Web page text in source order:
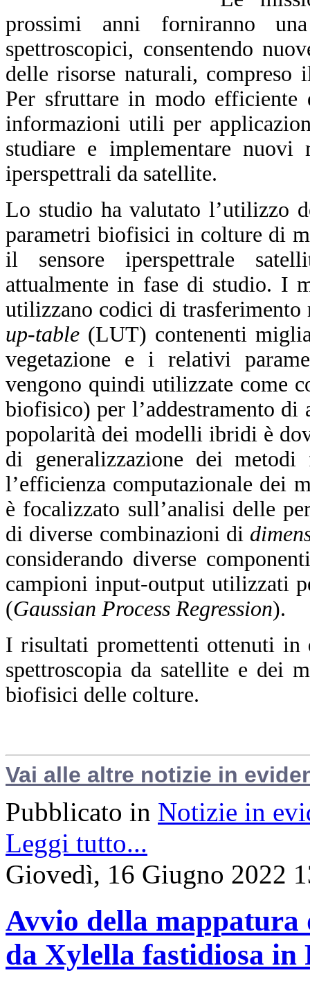
prossimi anni forniranno
spettroscopici, consentendo
delle risorse naturali, compreso
Per sfruttare in modo
informazioni utili per
studiare e implementare
iperspettrali da satellite.
Lo studio ha valutato l’utilizzo
parametri biofisici in colture di
il sensore iperspettrale
attualmente in fase di studio. I
utilizzano codici di
up-table (LUT) contenenti
vegetazione e i relativi
vengono quindi utilizzate come
biofisico) per l’addestramento
popolarità dei modelli ibridi è
di generalizzazione dei
l’efficienza computazionale dei
è focalizzato sull’analisi delle
di diverse combinazioni di
considerando diverse
campioni input-output utilizzati
(Gaussian Process Regression).
I risultati promettenti ottenuti in
spettroscopia da satellite e dei
biofisici delle colture.
Vai alle altre notizie in
Pubblicato in Notizie in
Leggi tutto...
Giovedì, 16 Giugno 2022
Avvio della
da Xylella fastidiosa in